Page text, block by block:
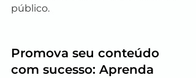
público.
Promova seu conteúdo
com sucesso: Aprenda